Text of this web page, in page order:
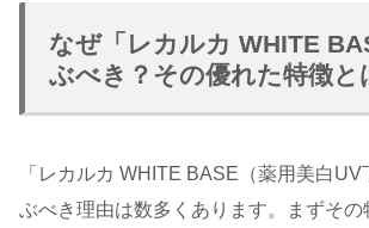
なぜ「レカルカ WHITE
ぶべき？その優れた特徴と
「レカルカ WHITE BASE（薬用美白
ぶべき理由は数多くあります。まずその